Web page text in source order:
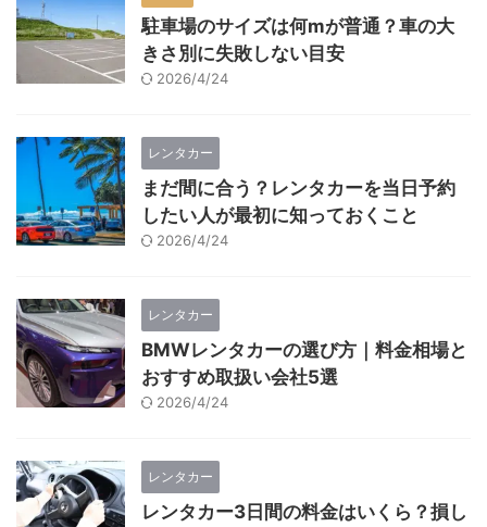
駐車場のサイズは何mが普通？車の大
きさ別に失敗しない目安
2026/4/24
レンタカー
まだ間に合う？レンタカーを当日予約
したい人が最初に知っておくこと
2026/4/24
レンタカー
BMWレンタカーの選び方｜料金相場と
おすすめ取扱い会社5選
2026/4/24
レンタカー
レンタカー3日間の料金はいくら？損し